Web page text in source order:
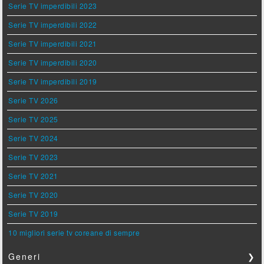
Serie TV imperdibili 2023
Serie TV imperdibili 2022
Serie TV imperdibili 2021
Serie TV imperdibili 2020
Serie TV imperdibili 2019
Serie TV 2026
Serie TV 2025
Serie TV 2024
Serie TV 2023
Serie TV 2021
Serie TV 2020
Serie TV 2019
10 migliori serie tv coreane di sempre
Generi ❯